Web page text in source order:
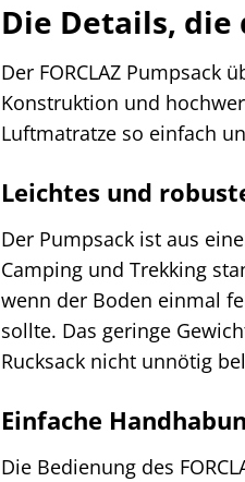
Die Details, die
Der FORCLAZ
Konstruktion und
Luftmatratze so einfach
Leichtes und
Der Pumpsack ist aus
Camping und Trekking
wenn der Boden einmal
sollte. Das geringe
Rucksack nicht unnötig
Einfache
Die Bedienung des